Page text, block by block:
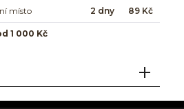
místo 2 dny 89 Kč
1 000 Kč